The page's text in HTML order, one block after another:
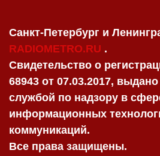
Санкт-Петербург и
RADIOMETRO.RU .
Свидетельство о
68943 от 07.03.2017,
службой по надзору в
информационных
коммуникаций.
Все права защищены.